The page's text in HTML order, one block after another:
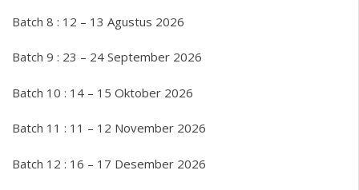
Batch 8 : 12 – 13 Agustus 2026
Batch 9 : 23 – 24 September 2026
Batch 10 : 14 – 15 Oktober 2026
Batch 11 : 11 – 12 November 2026
Batch 12 : 16 – 17 Desember 2026